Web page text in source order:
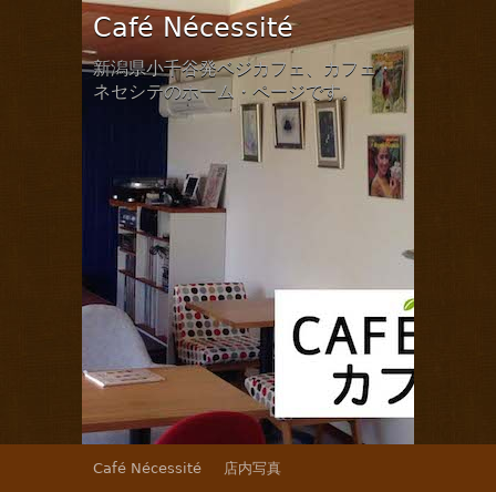
Café Nécessité
新潟県小千谷発ベジカフェ、カフェ・
ネセシテのホーム・ページです。
Café Nécessité 店内写真